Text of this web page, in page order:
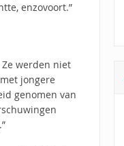
enzovoort.”
werden niet
jongere
genomen van